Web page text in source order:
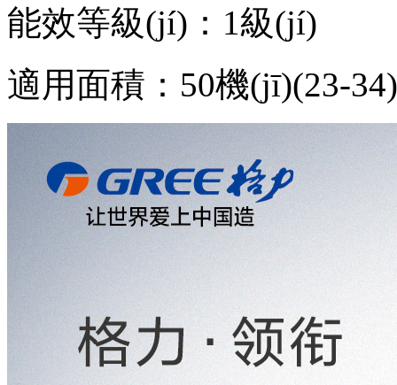
能效等級(jí)：1級(jí)
適用面積：50機(jī)(23-